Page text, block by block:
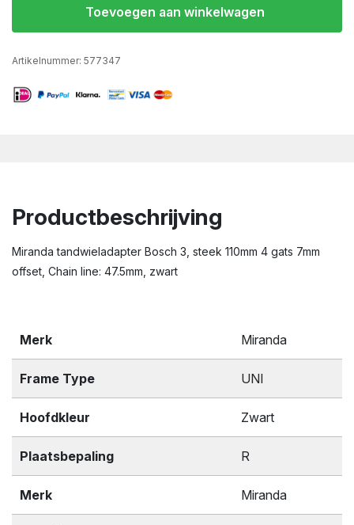
Toevoegen aan winkelwagen
Artikelnummer: 577347
Productbeschrijving
Miranda tandwieladapter Bosch 3, steek 110mm 4 gats 7mm
offset, Chain line: 47.5mm, zwart
Merk Miranda
Frame Type UNI
Hoofdkleur Zwart
Plaatsbepaling R
Merk Miranda